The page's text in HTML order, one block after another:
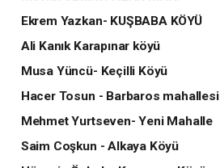
Ekrem Yazkan- KUŞBABA KÖYÜ
Ali Kanık Karapınar köyü
Musa Yüncü- Keçilli Köyü
Hacer Tosun - Barbaros mahallesi
Mehmet Yurtseven- Yeni Mahalle
Saim Coşkun - Alkaya Köyü